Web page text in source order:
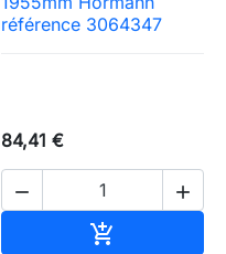
référence 3064347
84,41 €
 
